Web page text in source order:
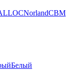
NorlandCBM
Белый